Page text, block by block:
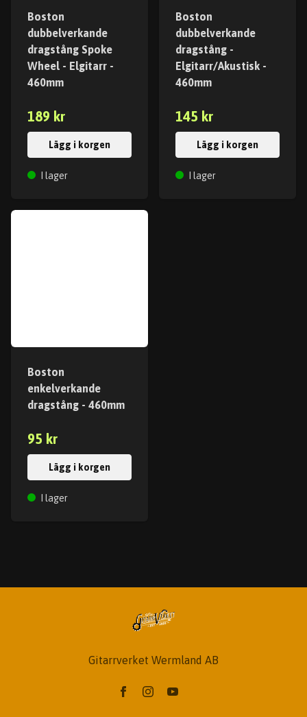
Boston
dubbelverkande
dragstång Spoke
Wheel - Elgitarr -
460mm
189 kr
Lägg i korgen
I lager
Boston
dubbelverkande
dragstång -
Elgitarr/Akustisk -
460mm
145 kr
Lägg i korgen
I lager
Boston
enkelverkande
dragstång - 460mm
95 kr
Lägg i korgen
I lager
Gitarrverket Wermland AB